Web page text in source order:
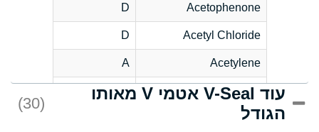
Acetophenone
D
Acetyl Chloride
D
Acetylene
A
Acrlylonitrile
D
Adipic Acid
עוד V-Seal אטמי V מאותו
הגודל
(30)